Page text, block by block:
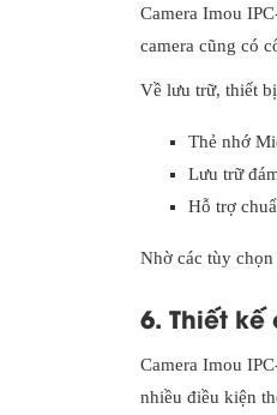
Camera Imou
camera cũng có
Về lưu trữ, thiết
Thẻ nhớ
Lưu trữ
Hỗ trợ
Nhờ các tùy
6. Thiết
Camera Imou
nhiều điều kiện